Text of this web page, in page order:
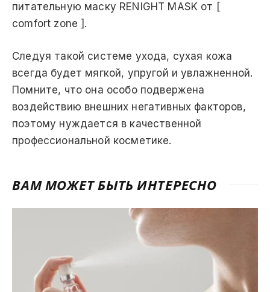
питательную маску RENIGHT MASK от [
comfort zone ].
Следуя такой системе ухода, сухая кожа
всегда будет мягкой, упругой и увлажненной.
Помните, что она особо подвержена
воздействию внешних негативных факторов,
поэтому нуждается в качественной
профессиональной косметике.
ВАМ МОЖЕТ БЫТЬ ИНТЕРЕСНО